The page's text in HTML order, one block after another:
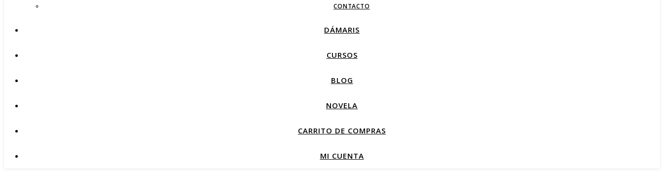
CONTACTO
DÁMARIS
CURSOS
BLOG
NOVELA
CARRITO DE COMPRAS
MI CUENTA